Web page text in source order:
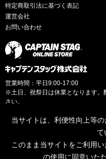
特定商取引法に基づく表記
運営会社
お問い合わせ
営業時間：平日9:00-17:00
※土日、祝祭日は休業となります。
さい。
当サイトは、利便性向上等
て
このまま当サイトをご利用
の使用に同意いた